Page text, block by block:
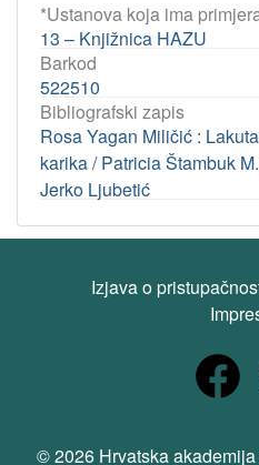
*Ustanova koja ima
13 – Knjižnica HAZU
Barkod
522510
Bibliografski zapis
Rosa Yagan Miličić :
karika / Patricia Štambuk
Jerko Ljubetić
Izjava o
© 2026 Hrvatska akademija